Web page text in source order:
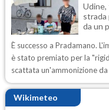
Udine,
strada
da un
È successo a Pradamano.
è stato premiato per la
scattata un'ammonizione
Wikimeteo